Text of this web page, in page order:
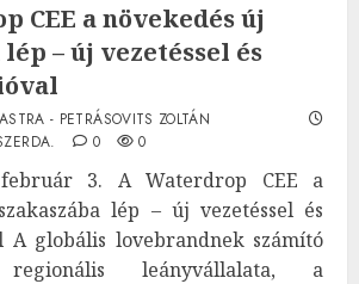
CEE a növekedés új
lép – új vezetéssel és
- PETRÁSOVITS ZOLTÁN
0 0
3. A Waterdrop CEE a
lép – új vezetéssel és
A globális lovebrandnek számító
leányvállalata, a